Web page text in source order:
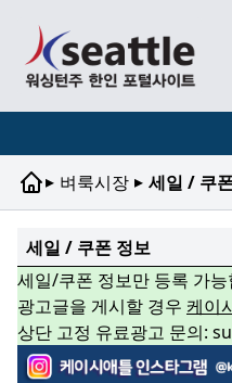
▸ 벼룩시장 ▸ 세일 / 쿠
세일 / 쿠폰 정보
세일/쿠폰 정보만 등록 가능
광고글을 게시할 경우 케이
상단 고정 유료광고 문의: